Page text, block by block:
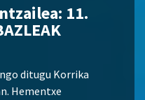
11.
ditugu Korrika
Hementxe